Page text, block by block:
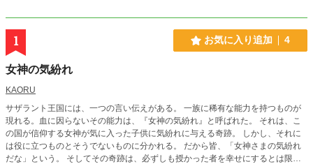
1 お気に入り追加 4
女神の気紛れ
KAORU
サザラント王国には、一つの言い伝えがある。 一族に稀有な能力を持つものが
現れる。血に因らないその能力は、『女神の気紛れ』と呼ばれた。 それは、こ
の国が信仰する女神が気に入った子供に気紛れに与える奇跡。 しかし、それに
は役に立つものとそうでないものに分かれる。 だから皆、「女神さまの気紛れ
だな」という。 そしてその奇跡は、必ずしも授かった者を幸せにするとは限ら